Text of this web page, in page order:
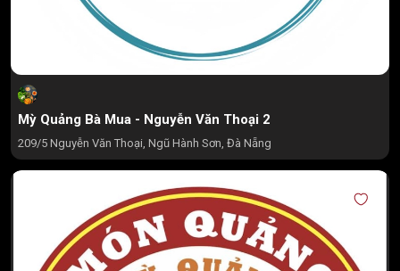
Mỳ Quảng Bà Mua - Nguyễn Văn Thoại 2
209/5 Nguyễn Văn Thoại, Ngũ Hành Sơn, Đà Nẵng